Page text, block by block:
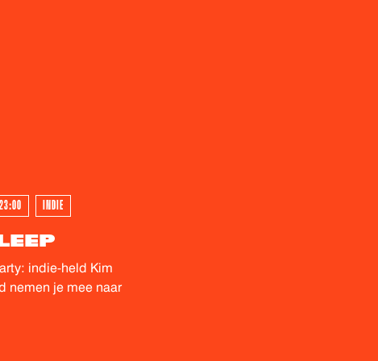
- GEWEEST
INDIE
indie-held Kim
nemen je mee naar